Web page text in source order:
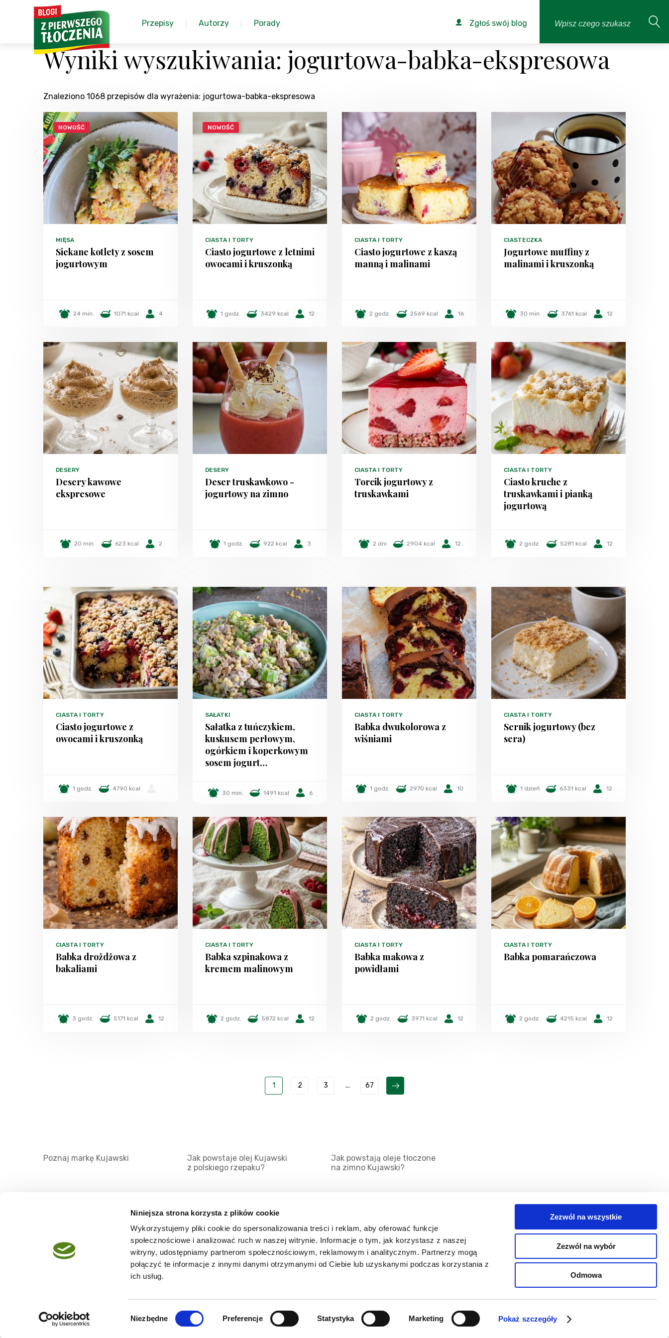
Niniejsza strona korzysta z plików cookie
Wykorzystujemy pliki cookie do spersonalizowania treści i reklam, aby oferować funkcje
społecznościowe i analizować ruch w naszej witrynie. Informacje o tym, jak korzystasz z naszej
witryny, udostępniamy partnerom społecznościowym, reklamowym i analitycznym. Partnerzy mogą
połączyć te informacje z innymi danymi otrzymanymi od Ciebie lub uzyskanymi podczas korzystania z
ich usług.
Niezbędne Preferencje Statystyka Marketing Pokaż szczegóły
Zezwól na wszystkie
Zezwól na wybór
Odmowa
Przepisy Autorzy Porady Zgłoś swój blog
Wyniki wyszukiwania: jogurtowa-babka-ekspresowa
Znaleziono 1068 przepisów dla wyrażenia: jogurtowa-babka-ekspresowa
NOWOŚĆ
MIĘSA
Siekane kotlety z sosem
jogurtowym
24 min. 1071 kcal 4
NOWOŚĆ
CIASTA I TORTY
Ciasto jogurtowe z letnimi
owocami i kruszonką
1 godz. 3429 kcal 12
CIASTA I TORTY
Ciasto jogurtowe z kaszą
manną i malinami
2 godz. 2569 kcal 16
CIASTECZKA
Jogurtowe muffiny z
malinami i kruszonką
30 min. 3761 kcal 12
DESERY
Desery kawowe
ekspresowe
20 min. 623 kcal 2
DESERY
Deser truskawkowo -
jogurtowy na zimno
1 godz. 922 kcal 3
CIASTA I TORTY
Torcik jogurtowy z
truskawkami
2 dni 2904 kcal 12
CIASTA I TORTY
Ciasto kruche z
truskawkami i pianką
jogurtową
2 godz. 5281 kcal 12
CIASTA I TORTY
Ciasto jogurtowe z
owocami i kruszonką
1 godz. 4790 kcal
SAŁATKI
Sałatka z tuńczykiem,
kuskusem perłowym,
ogórkiem i koperkowym
sosem jogurt…
30 min. 1491 kcal 6
CIASTA I TORTY
Babka dwukolorowa z
wiśniami
1 godz. 2970 kcal 10
CIASTA I TORTY
Sernik jogurtowy (bez
sera)
1 dzień 6331 kcal 12
CIASTA I TORTY
Babka drożdżowa z
bakaliami
3 godz. 5171 kcal 12
CIASTA I TORTY
Babka szpinakowa z
kremem malinowym
2 godz. 5872 kcal 12
CIASTA I TORTY
Babka makowa z
powidłami
2 godz. 3971 kcal 12
CIASTA I TORTY
Babka pomarańczowa
2 godz. 4215 kcal 12
1 2 3 ... 67
Poznaj markę Kujawski
Jak powstaje olej Kujawski
z polskiego rzepaku?
Jak powstają oleje tłoczone
na zimno Kujawski?
Regulamin
Mapa serwisu
Kanały RSS
Porady
Kategorie
Kontakt
Zaloguj się
Copyright @2026 zpierwszegotloczenia.pl